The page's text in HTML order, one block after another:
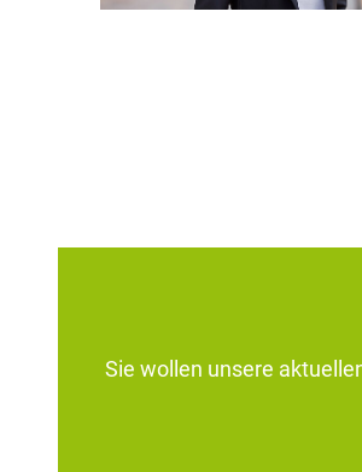
Sie wollen unsere